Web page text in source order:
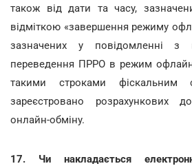
також від дати та часу,
відміткою «завершення режиму
зазначених у повідомленні з
переведення ПРРО в режим
такими строками фіскальним
зареєстровано розрахункових
онлайн-обміну.
17. Чи накладається